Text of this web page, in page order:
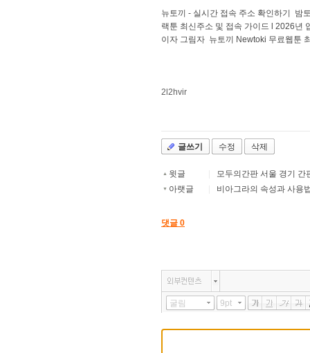
뉴토끼 - 실시간 접속 주소 확인하기
밤
랙툰 최신주소 및 접속 가이드 l 2026년
이자 그림자 뉴토끼 Newtoki 무료웹툰
2l2hvir
글쓰기 수정 삭제
▲ 윗글 모두의간판 서울 경기 간
▼ 아랫글 비아그라의 속성과 사용
댓글 0
굴림 9pt